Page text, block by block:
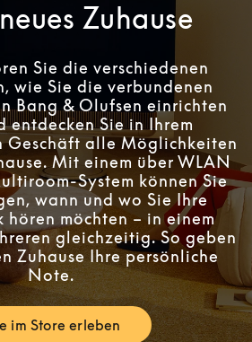
Zuhause
Sie die verschiedenen
wie Sie die verbundenen
Bang & Olufsen einrichten
entdecken Sie in Ihrem
Geschäft alle Möglichkeiten
Mit einem über WLAN
System können Sie
wann und wo Sie Ihre
hören möchten – in einem
gleichzeitig. So geben
Zuhause Ihre persönliche
Note.
im Store erleben
Link Opens in New Tab